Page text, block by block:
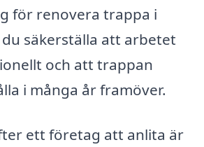
för renovera trappa i
säkerställa att arbetet
och att trappan
i många år framöver.
ett företag att anlita är